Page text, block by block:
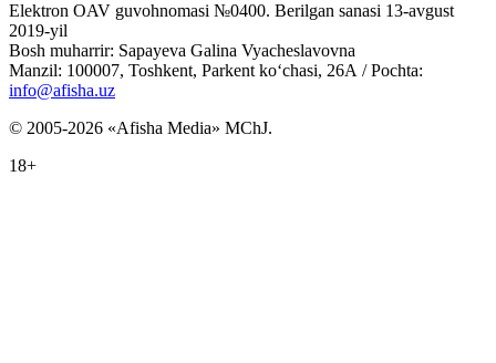
Elektron OAV guvohnomasi №0400. Berilgan sanasi 13-avgust
2019-yil
Bosh muharrir: Sapayeva Galina Vyacheslavovna
Manzil: 100007, Toshkent, Parkent ko‘chasi, 26А / Pochta:
info@afisha.uz
© 2005-2026 «Afisha Media» MChJ.
18+